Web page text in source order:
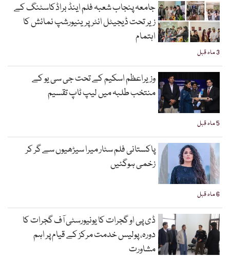
3 ماہ قبل
جامعہ پنجاب شعبہ فلم اینڈ براڈکاسٹنگ کے
زیر تحت ڈیجیٹل انٹرپرینیورشپ نمائش کا
اہتمام
5 ماہ قبل
وزیراعظم اسکیم کے تحت جی سی یو کے
منتخب طلبہ میں لیپ ٹاپ تقسیم
6 ماہ قبل
پاکستانی فلم سٹار میرا سیڑھیوں سے گر کر
زخمی ہوگئیں
ڈی پی او گجرات کا یونیورسٹی آف گجرات کا
دورہ، پولیس خدمت مرکز کے قیام پر اہم
مشاورت